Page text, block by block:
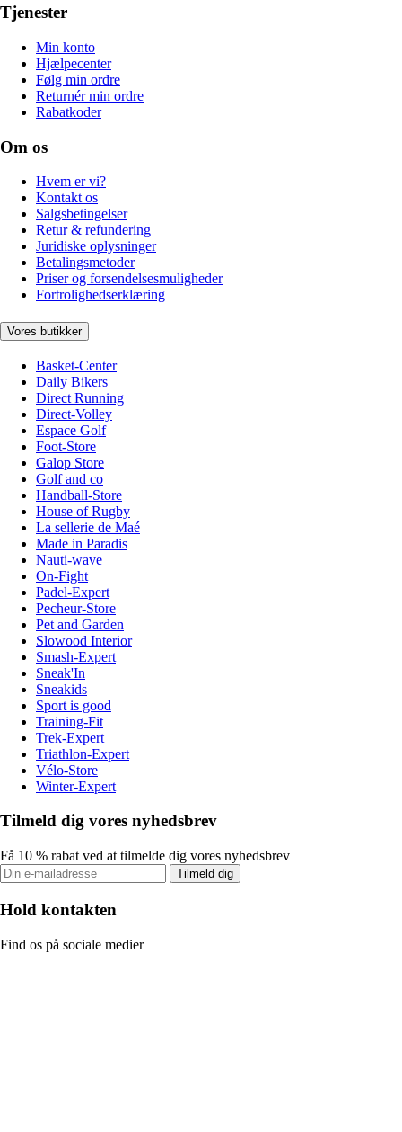
Tjenester
Min konto
Hjælpecenter
Følg min ordre
Returnér min ordre
Rabatkoder
Om os
Hvem er vi?
Kontakt os
Salgsbetingelser
Retur & refundering
Juridiske oplysninger
Betalingsmetoder
Priser og forsendelsesmuligheder
Fortrolighedserklæring
Vores butikker
Basket-Center
Daily Bikers
Direct Running
Direct-Volley
Espace Golf
Foot-Store
Galop Store
Golf and co
Handball-Store
House of Rugby
La sellerie de Maé
Made in Paradis
Nauti-wave
On-Fight
Padel-Expert
Pecheur-Store
Pet and Garden
Slowood Interior
Smash-Expert
Sneak'In
Sneakids
Sport is good
Training-Fit
Trek-Expert
Triathlon-Expert
Vélo-Store
Winter-Expert
Tilmeld dig vores nyhedsbrev
Få 10 % rabat ved at tilmelde dig vores nyhedsbrev
Tilmeld dig
Hold kontakten
Find os på sociale medier